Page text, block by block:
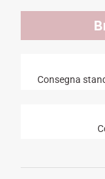
Consegna